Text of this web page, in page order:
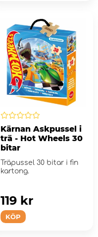
Kärnan Askpussel i
trä - Hot Wheels 30
bitar
Träpussel 30 bitar i fin
kartong.
KÖP
119 kr